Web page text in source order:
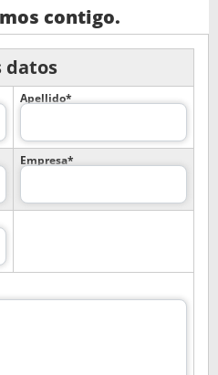
contigo.
datos
Apellido*
Empresa*